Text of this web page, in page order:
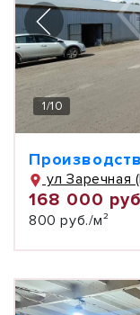
1/10
ул Заречная
168 000
800 руб./м²